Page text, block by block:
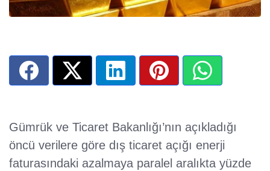
Gümrük ve Ticaret Bakanlığı’nın açıkladığı
öncü verilere göre dış ticaret açığı enerji
faturasındaki azalmaya paralel aralıkta yüzde